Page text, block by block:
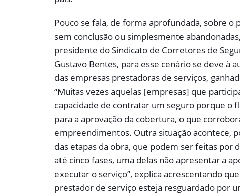
Pouco se fala, de forma aprofundada, sobre
sem conclusão ou simplesmente
presidente do Sindicato de Corretores de
Gustavo Bentes, para esse cenário se deve à
das empresas prestadoras de serviços,
“Muitas vezes aquelas [empresas] que
capacidade de contratar um seguro porque o
para a aprovação da cobertura, o que
empreendimentos. Outra situação acontece,
das etapas da obra, que podem ser feitas
até cinco fases, uma delas não apresentar a
executar o serviço”, explica acrescentando
prestador de serviço esteja resguardado por